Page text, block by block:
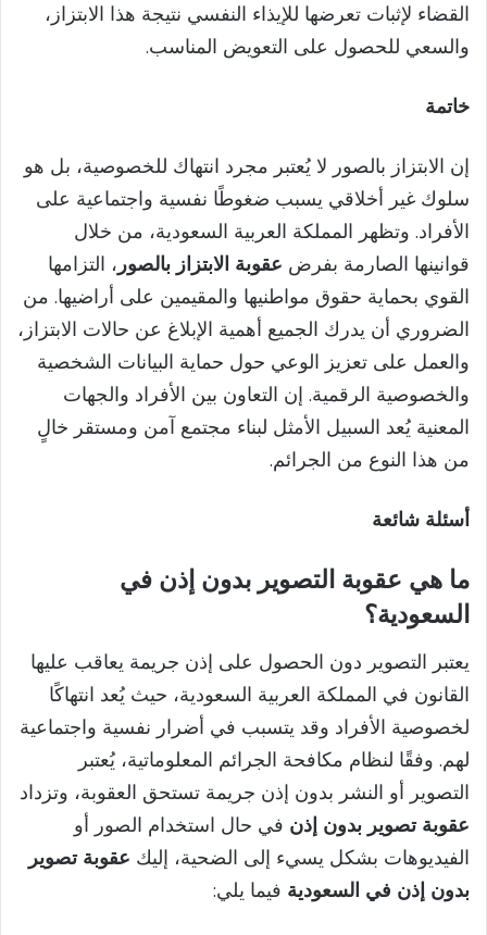
القضاء لإثبات تعرضها للإيذاء النفسي نتيجة هذا الابتزاز،
والسعي للحصول على التعويض المناسب.
خاتمة
إن الابتزاز بالصور لا يُعتبر مجرد انتهاك للخصوصية، بل هو
سلوك غير أخلاقي يسبب ضغوطًا نفسية واجتماعية على
الأفراد. وتظهر المملكة العربية السعودية، من خلال
قوانينها الصارمة بفرض عقوبة الابتزاز بالصور ، التزامها
القوي بحماية حقوق مواطنيها والمقيمين على أراضيها. من
الضروري أن يدرك الجميع أهمية الإبلاغ عن حالات الابتزاز،
والعمل على تعزيز الوعي حول حماية البيانات الشخصية
والخصوصية الرقمية. إن التعاون بين الأفراد والجهات
المعنية يُعد السبيل الأمثل لبناء مجتمع آمن ومستقر خالٍ
من هذا النوع من الجرائم.
أسئلة شائعة
ما هي عقوبة التصوير بدون إذن في
السعودية؟
يعتبر التصوير دون الحصول على إذن جريمة يعاقب عليها
القانون في المملكة العربية السعودية، حيث يُعد انتهاكًا
لخصوصية الأفراد وقد يتسبب في أضرار نفسية واجتماعية
لهم. وفقًا لنظام مكافحة الجرائم المعلوماتية، يُعتبر
التصوير أو النشر بدون إذن جريمة تستحق العقوبة، وتزداد
عقوبة تصوير بدون إذن في حال استخدام الصور أو
الفيديوهات بشكل يسيء إلى الضحية، إليك عقوبة تصوير
بدون إذن في السعودية فيما يلي: